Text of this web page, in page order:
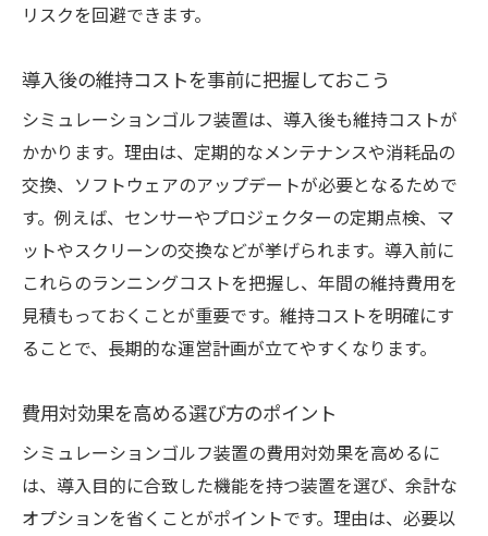
リスクを回避できます。
導入後の維持コストを事前に把握しておこう
シミュレーションゴルフ装置は、導入後も維持コストが
かかります。理由は、定期的なメンテナンスや消耗品の
交換、ソフトウェアのアップデートが必要となるためで
す。例えば、センサーやプロジェクターの定期点検、マ
ットやスクリーンの交換などが挙げられます。導入前に
これらのランニングコストを把握し、年間の維持費用を
見積もっておくことが重要です。維持コストを明確にす
ることで、長期的な運営計画が立てやすくなります。
費用対効果を高める選び方のポイント
シミュレーションゴルフ装置の費用対効果を高めるに
は、導入目的に合致した機能を持つ装置を選び、余計な
オプションを省くことがポイントです。理由は、必要以